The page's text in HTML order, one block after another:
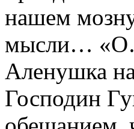
нашем
мысли…
Аленушка
Господин